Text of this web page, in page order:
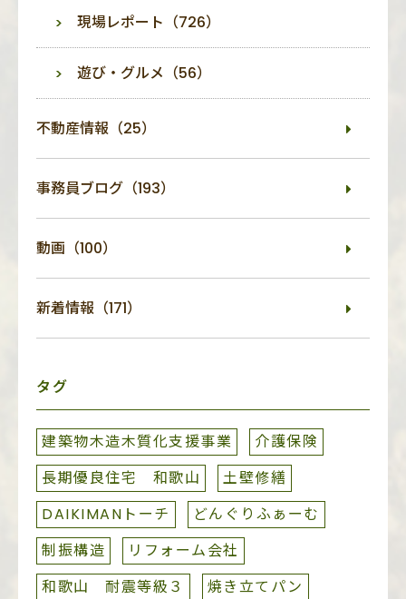
現場レポート（726）
遊び・グルメ（56）
不動産情報（25）
事務員ブログ（193）
動画（100）
新着情報（171）
タグ
建築物木造木質化支援事業
介護保険
長期優良住宅 和歌山
土壁修繕
DAIKIMANトーチ
どんぐりふぁーむ
制振構造
リフォーム会社
和歌山 耐震等級３
焼き立てパン